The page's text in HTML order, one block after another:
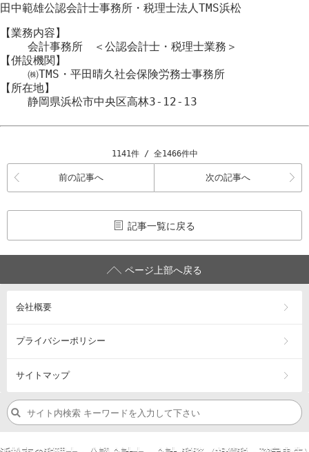
田中範雄公認会計士事務所 ・ 税理士法人TMS浜松
【業務内容】
会計事務所 ＜公認会計士・税理士業務＞
【併設機関】
㈱TMS・平田晴久社会保険労務士事務所
【所在地】
静岡県浜松市中央区高林3-12-13
1141件 / 全1466件中
前の記事へ 次の記事へ
記事一覧に戻る
ページ上部へ戻る
会社概要
プライバシーポリシー
サイトマップ